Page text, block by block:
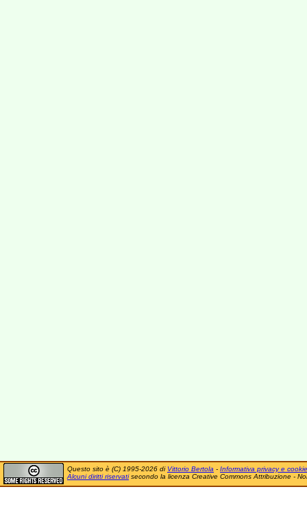
Questo sito è (C) 1995-2026 di Vittorio Bertola - Informativa privacy e cookie
Alcuni diritti riservatisecondo la licenza Creative Commons Attribuzione -